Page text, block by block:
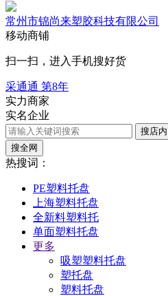
常州市锦尚来塑胶科技有限公司
移动商铺
扫一扫，进入手机搜好货
采通通 第8年
实力商家
实名企业
搜店内
搜全网
热搜词：
PE塑料托盘
上海塑料托盘
全新料塑料托
单面塑料托盘
更多
吸塑塑料托盘
塑托盘
塑料托盘